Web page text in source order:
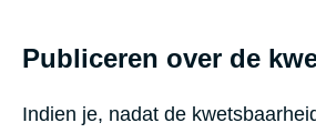
Publiceren over de
Indien je, nadat de